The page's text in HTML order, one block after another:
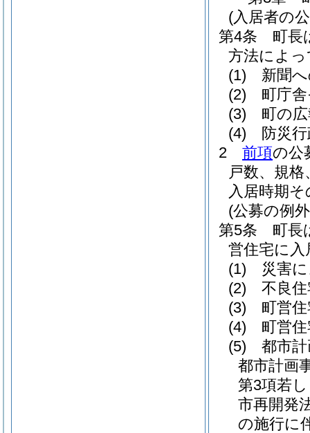
(入居者の
第4条
町長
方法によ
(1)
新聞
(2)
町庁
(3)
町の
(4)
防災
2
前項の公
戸数、規
入居時期
(公募の例
第5条
町長
営住宅に
(1)
災害
(2)
不良
(3)
町営
(4)
町営
(5)
都市
都市計画
第3項若
市再開発
の施行に